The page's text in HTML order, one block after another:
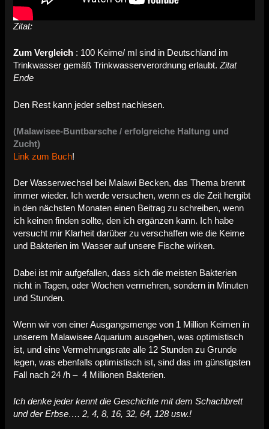
Zitat:
Zum Vergleich : 100 Keime/ ml sind in Deutschland im
Trinkwasser gemäß Trinkwasserverordnung erlaubt. Zitat
Ende
Den Rest kann jeder selbst nachlesen.
(Malawisee-Buntbarsche / erfolgreiche Haltung und
Zucht)
Link zum Buch!
Der Wasserwechsel bei Malawi Becken, das Thema brennt
immer wieder. Ich werde versuchen, wenn es die Zeit hergibt
in den nächsten Monaten einen Beitrag zu schreiben, wenn
ich keinen finden sollte, den ich ergänzen kann. Ich habe
versucht mir Klarheit darüber zu verschaffen wie die Keime
und Bakterien im Wasser auf unsere Fische wirken.
Dabei ist mir aufgefallen, dass sich die meisten Bakterien
nicht in Tagen, oder Wochen vermehren, sondern in Minuten
und Stunden.
Wenn wir von einer Ausgangsmenge von 1 Million Keimen in
unserem Malawisee Aquarium ausgehen, was optimistisch
ist, und eine Vermehrungsrate alle 12 Stunden zu Grunde
legen, was ebenfalls optimistisch ist, sind das im günstigsten
Fall nach 24 /h – 4 Millionen Bakterien.
Ich denke jeder kennt die Geschichte mit dem Schachbrett
und der Erbse…. 2, 4, 8, 16, 32, 64, 128 usw.!